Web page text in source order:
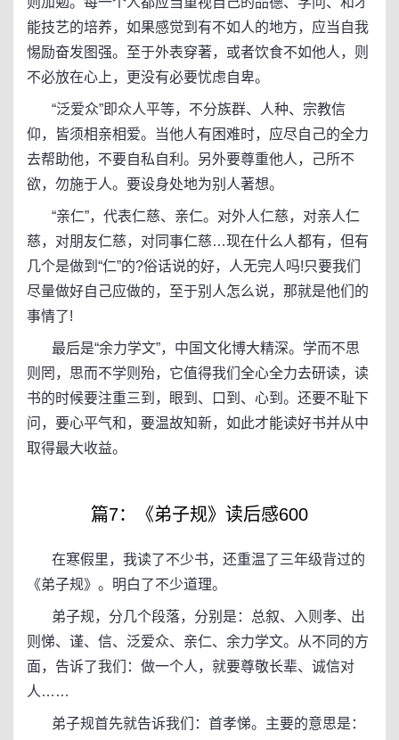
能技艺的培养，如果感觉到有不如人的地方，应当自我
惕励奋发图强。至于外表穿著，或者饮食不如他人，则
不必放在心上，更没有必要忧虑自卑。
“泛爱众”即众人平等，不分族群、人种、宗教信
仰，皆须相亲相爱。当他人有困难时，应尽自己的全力
去帮助他，不要自私自利。另外要尊重他人，己所不
欲，勿施于人。要设身处地为别人著想。
“亲仁”，代表仁慈、亲仁。对外人仁慈，对亲人仁
慈，对朋友仁慈，对同事仁慈…现在什么人都有，但有
几个是做到“仁”的?俗话说的好，人无完人吗!只要我们
尽量做好自己应做的，至于别人怎么说，那就是他们的
事情了!
最后是“余力学文”，中国文化博大精深。学而不思
则罔，思而不学则殆，它值得我们全心全力去研读，读
书的时候要注重三到，眼到、口到、心到。还要不耻下
问，要心平气和，要温故知新，如此才能读好书并从中
取得最大收益。
篇7：《弟子规》读后感600
在寒假里，我读了不少书，还重温了三年级背过的
《弟子规》。明白了不少道理。
弟子规，分几个段落，分别是：总叙、入则孝、出
则悌、谨、信、泛爱众、亲仁、余力学文。从不同的方
面，告诉了我们：做一个人，就要尊敬长辈、诚信对
人……
弟子规首先就告诉我们：首孝悌。主要的意思是：